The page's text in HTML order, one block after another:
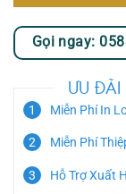
Gọi ngay:
ƯU ĐÃI
Miễn Phí In
Miễn Phí
Hỗ Trợ Xuất